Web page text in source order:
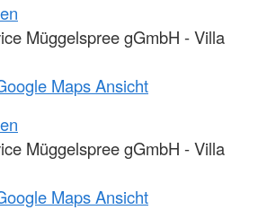
Müggelspree gGmbH - Villa
Maps Ansicht
Müggelspree gGmbH - Villa
Maps Ansicht